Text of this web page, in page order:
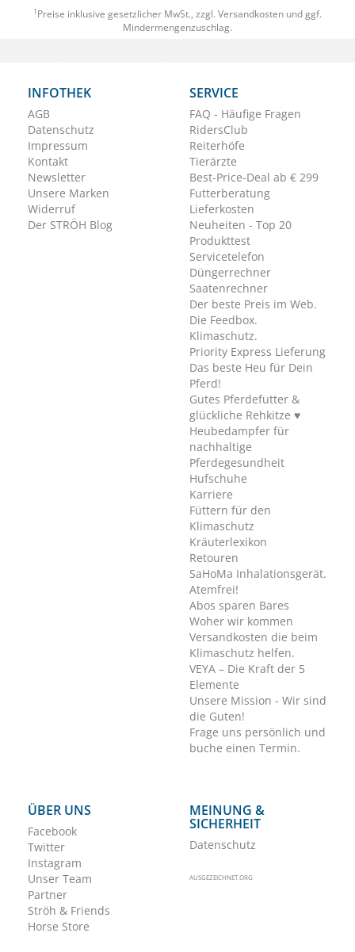
1 Preise inklusive gesetzlicher MwSt., zzgl. Versandkosten und ggf.
Mindermengenzuschlag.
INFOTHEK
AGB
Datenschutz
Impressum
Kontakt
Newsletter
Unsere Marken
Widerruf
Der STRÖH Blog
SERVICE
FAQ - Häufige Fragen
RidersClub
Reiterhöfe
Tierärzte
Best-Price-Deal ab € 299
Futterberatung
Lieferkosten
Neuheiten - Top 20
Produkttest
Servicetelefon
Düngerrechner
Saatenrechner
Der beste Preis im Web.
Die Feedbox.
Klimaschutz.
Priority Express Lieferung
Das beste Heu für Dein
Pferd!
Gutes Pferdefutter &
glückliche Rehkitze ♥
Heubedampfer für
nachhaltige
Pferdegesundheit
Hufschuhe
Karriere
Füttern für den
Klimaschutz
Kräuterlexikon
Retouren
SaHoMa Inhalationsgerät.
Atemfrei!
Abos sparen Bares
Woher wir kommen
Versandkosten die beim
Klimaschutz helfen.
VEYA – Die Kraft der 5
Elemente
Unsere Mission - Wir sind
die Guten!
Frage uns persönlich und
buche einen Termin.
ÜBER UNS
Facebook
Twitter
Instagram
Unser Team
Partner
Ströh & Friends
Horse Store
MEINUNG &
SICHERHEIT
Datenschutz
AUSGEZEICHNET.ORG